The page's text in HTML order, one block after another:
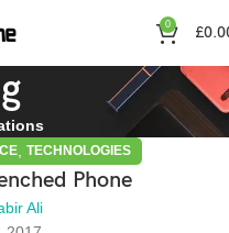
0 £
TECHNOLOGIES
Phone
Ali